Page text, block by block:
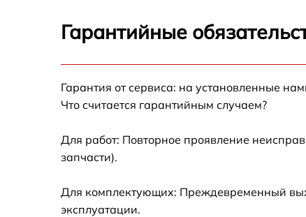
Замена корпуса
Прошивка
Гарантийные
Гарантия от сервиса: на установленные
Что считается гарантийным случаем?
Для работ: Повторное проявление
запчасти).
Для комплектующих: Преждевременный
эксплуатации.